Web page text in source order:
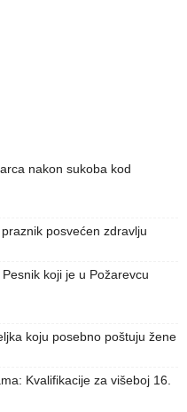
nakon sukoba kod
posvećen zdravlju
koji je u Požarevcu
koju posebno poštuju žene
Kvalifikacije za višeboj 16.